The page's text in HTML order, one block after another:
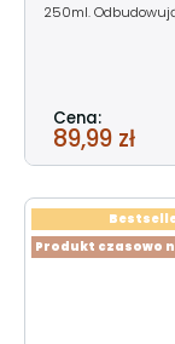
250ml.
Cena:
89,99 zł
Produkt czasowo